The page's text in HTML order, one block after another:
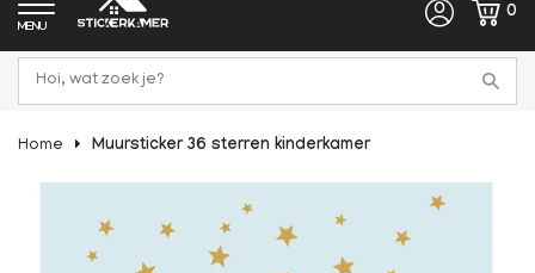
MENU
0
Home Muursticker 36 sterren kinderkamer